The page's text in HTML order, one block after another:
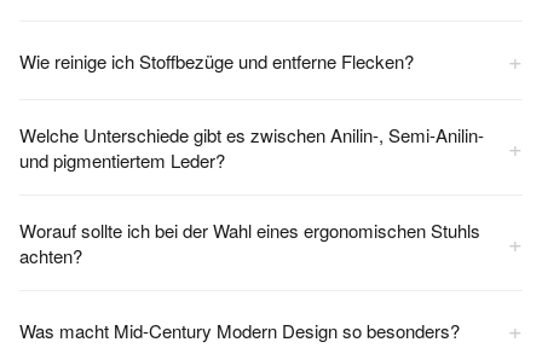
Wie reinige ich Stoffbezüge und entferne Flecken? +
Welche Unterschiede gibt es zwischen Anilin-, Semi-Anilin-
und pigmentiertem Leder?
+
Worauf sollte ich bei der Wahl eines ergonomischen Stuhls
achten?
+
Was macht Mid-Century Modern Design so besonders? +